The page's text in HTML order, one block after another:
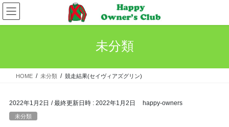
コ
ン
テ
ス
ナ
ビ
ゲ
ン
未分類
HOME 未分類 競走結果(セイヴィアズグリン)
2022年1月2日 / 最終更新日時 : 2022年1月2日 happy-owners
未分類